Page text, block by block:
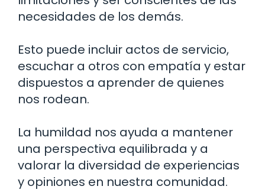
necesidades de los demás.
Esto puede incluir actos de servicio,
escuchar a otros con empatía y estar
dispuestos a aprender de quienes
nos rodean.
La humildad nos ayuda a mantener
una perspectiva equilibrada y a
valorar la diversidad de experiencias
y opiniones en nuestra comunidad.